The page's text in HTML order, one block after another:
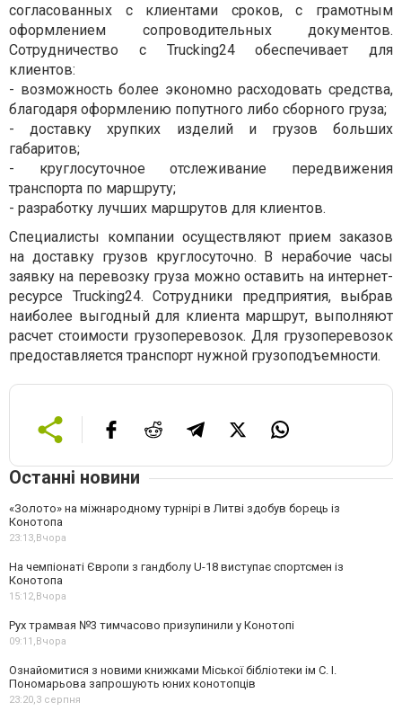
согласованных с клиентами сроков, с грамотным
оформлением сопроводительных документов.
Сотрудничество с Trucking24 обеспечивает для
клиентов:
- возможность более экономно расходовать средства,
благодаря оформлению попутного либо сборного груза;
- доставку хрупких изделий и грузов больших
габаритов;
- круглосуточное отслеживание передвижения
транспорта по маршруту;
- разработку лучших маршрутов для клиентов.
Специалисты компании осуществляют прием заказов
на доставку грузов круглосуточно. В нерабочие часы
заявку на перевозку груза можно оставить на интернет-
ресурсе Trucking24. Сотрудники предприятия, выбрав
наиболее выгодный для клиента маршрут, выполняют
расчет стоимости грузоперевозок. Для грузоперевозок
предоставляется транспорт нужной грузоподъемности.
Останні новини
«Золото» на міжнародному турнірі в Литві здобув борець із
Конотопа
23:13,Вчора
На чемпіонаті Європи з гандболу U-18 виступає спортсмен із
Конотопа
15:12,Вчора
Рух трамвая №3 тимчасово призупинили у Конотопі
09:11,Вчора
Ознайомитися з новими книжками Міської бібліотеки ім С. І.
Пономарьова запрошують юних конотопців
23:20,3 серпня